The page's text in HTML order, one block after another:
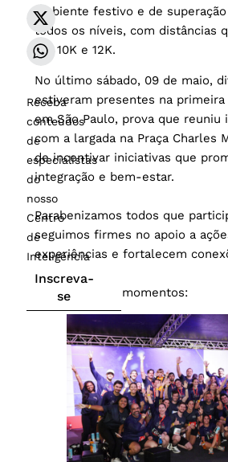
ambiente festivo e de
todos os níveis, com distâncias
8K, 10K e 12K.
No último sábado, 09 de maio,
estiveram presentes na primeira
em São Paulo, prova que reuniu
com a largada na Praça Charles
de incentivar iniciativas que
integração e bem-estar.
Parabenizamos todos que
seguimos firmes no apoio a
experiências e fortalecem
Confira alguns momentos:
Receba
conteúdos
de
especialistas
do
nosso
Centro
de
Inteligência
Inscreva-
se